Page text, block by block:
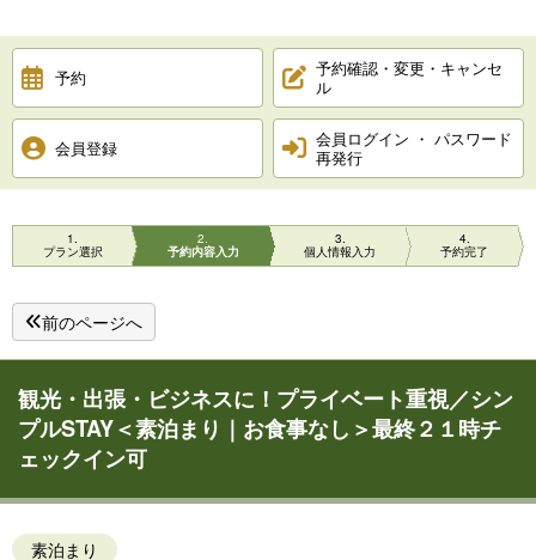
予約
予約確認・変更・キャンセ
ル
会員登録
会員ログイン ・ パスワード
再発行
1
プラン選択
2
予約内容入力
3
個人情報入力
4
予約完了
前のページへ
観光・出張・ビジネスに！プライベート重視／シン
プルSTAY＜素泊まり｜お食事なし＞最終２１時チ
ェックイン可
素泊まり